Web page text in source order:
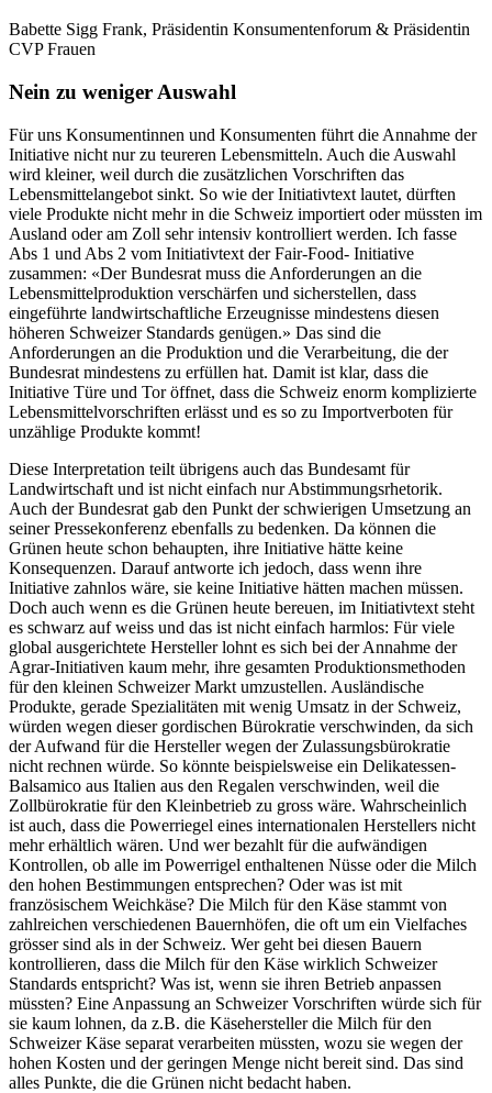
Babette Sigg Frank, Präsidentin Konsumentenforum & Präsidentin
CVP Frauen
Nein zu weniger Auswahl
Für uns Konsumentinnen und Konsumenten führt die Annahme der
Initiative nicht nur zu teureren Lebensmitteln. Auch die Auswahl
wird kleiner, weil durch die zusätzlichen Vorschriften das
Lebensmittelangebot sinkt. So wie der Initiativtext lautet, dürften
viele Produkte nicht mehr in die Schweiz importiert oder müssten im
Ausland oder am Zoll sehr intensiv kontrolliert werden. Ich fasse
Abs 1 und Abs 2 vom Initiativtext der Fair-Food- Initiative
zusammen: «Der Bundesrat muss die Anforderungen an die
Lebensmittelproduktion verschärfen und sicherstellen, dass
eingeführte landwirtschaftliche Erzeugnisse mindestens diesen
höheren Schweizer Standards genügen.» Das sind die
Anforderungen an die Produktion und die Verarbeitung, die der
Bundesrat mindestens zu erfüllen hat. Damit ist klar, dass die
Initiative Türe und Tor öffnet, dass die Schweiz enorm komplizierte
Lebensmittelvorschriften erlässt und es so zu Importverboten für
unzählige Produkte kommt!
Diese Interpretation teilt übrigens auch das Bundesamt für
Landwirtschaft und ist nicht einfach nur Abstimmungsrhetorik.
Auch der Bundesrat gab den Punkt der schwierigen Umsetzung an
seiner Pressekonferenz ebenfalls zu bedenken. Da können die
Grünen heute schon behaupten, ihre Initiative hätte keine
Konsequenzen. Darauf antworte ich jedoch, dass wenn ihre
Initiative zahnlos wäre, sie keine Initiative hätten machen müssen.
Doch auch wenn es die Grünen heute bereuen, im Initiativtext steht
es schwarz auf weiss und das ist nicht einfach harmlos: Für viele
global ausgerichtete Hersteller lohnt es sich bei der Annahme der
Agrar-Initiativen kaum mehr, ihre gesamten Produktionsmethoden
für den kleinen Schweizer Markt umzustellen. Ausländische
Produkte, gerade Spezialitäten mit wenig Umsatz in der Schweiz,
würden wegen dieser gordischen Bürokratie verschwinden, da sich
der Aufwand für die Hersteller wegen der Zulassungsbürokratie
nicht rechnen würde. So könnte beispielsweise ein Delikatessen-
Balsamico aus Italien aus den Regalen verschwinden, weil die
Zollbürokratie für den Kleinbetrieb zu gross wäre. Wahrscheinlich
ist auch, dass die Powerriegel eines internationalen Herstellers nicht
mehr erhältlich wären. Und wer bezahlt für die aufwändigen
Kontrollen, ob alle im Powerrigel enthaltenen Nüsse oder die Milch
den hohen Bestimmungen entsprechen? Oder was ist mit
französischem Weichkäse? Die Milch für den Käse stammt von
zahlreichen verschiedenen Bauernhöfen, die oft um ein Vielfaches
grösser sind als in der Schweiz. Wer geht bei diesen Bauern
kontrollieren, dass die Milch für den Käse wirklich Schweizer
Standards entspricht? Was ist, wenn sie ihren Betrieb anpassen
müssten? Eine Anpassung an Schweizer Vorschriften würde sich für
sie kaum lohnen, da z.B. die Käsehersteller die Milch für den
Schweizer Käse separat verarbeiten müssten, wozu sie wegen der
hohen Kosten und der geringen Menge nicht bereit sind. Das sind
alles Punkte, die die Grünen nicht bedacht haben.